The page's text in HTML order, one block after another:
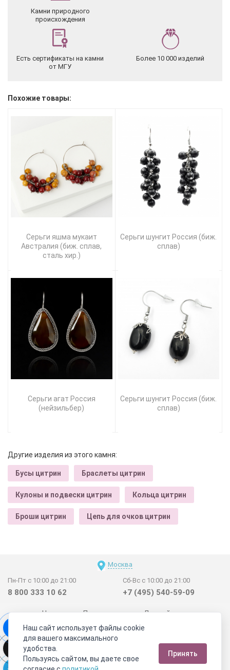
Камни природного
происхождения
Есть сертификаты на камни
от МГУ
Более 10 000 изделий
Похожие товары:
Серьги яшма мукаит
Австралия (биж. сплав,
сталь хир.)
Серьги шунгит Россия (биж.
сплав)
Серьги агат Россия
(нейзильбер)
Серьги шунгит Россия (биж.
сплав)
Другие изделия из этого камня:
Бусы цитрин Браслеты цитрин
Кулоны и подвески цитрин Кольца цитрин
Броши цитрин Цепь для очков цитрин
Москва
Пн-Пт с 10:00 до 21:00
8 800 333 10 62
Сб-Вс с 10:00 до 21:00
+7 (495) 540-59-09
Новинки Поставщикам
Личный счет
Договор-оферта
О нас
Наши магазины
Отзывы покупателей
Сертификаты
Статьи
Обратная связь
Видео о камнях СОУТ
Телеграм
Наш сайт использует файлы cookie
для вашего максимального
удобства.
Пользуясь сайтом, вы даете свое
Принять